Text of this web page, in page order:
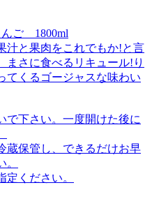
ご 1800ml
汁と果肉をこれでもか!と言
まさに食べるリキュール!り
てくるゴージャスな味わい
下さい。一度開けた後に
蔵保管し、できるだけお早
ください。